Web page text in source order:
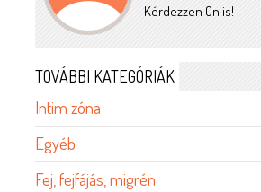
Kérdezzen Ön is!
TOVÁBBI KATEGÓRIÁK
Intim zóna
Egyéb
Fej, fejfájás, migrén